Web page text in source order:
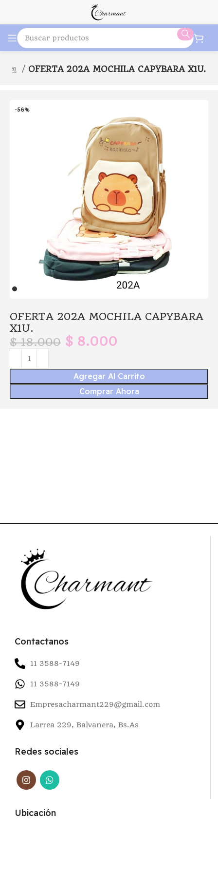
包 OFERTA 202A MOCHILA CAPYBARA X1U.
-56%
OFERTA 202A MOCHILA CAPYBARA
X1U.
$18.000 $ 8.000
Agregar Al Carrito
Comprar Ahora
Contactanos
11 3588-7149
11 3588-7149
Empresacharmant229@gmail.com
Larrea 229, Balvanera, Bs.As
Redes sociales
Ubicación